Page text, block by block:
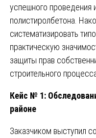
успешного проведения
полистиролбетона.
систематизировать
практическую
защиты прав
строительного
Кейс № 1:
районе
Заказчиком выступил